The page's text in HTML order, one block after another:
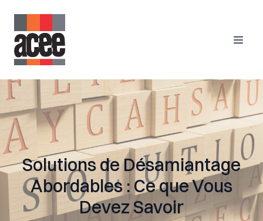
Solutions de Désamiantage
Abordables : Ce que Vous
Devez Savoir